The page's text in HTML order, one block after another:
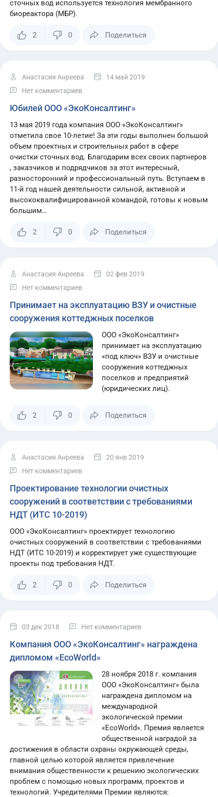
сточных вод используется технология мембранного
биореактора (МБР).
2 0 Поделиться
Анастасия Анреева
14 май 2019
Нет комментариев
Юбилей ООО «ЭкоКонсалтинг»
13 мая 2019 года компания ООО «ЭкоКонсалтинг»
отметила свое 10-летие! За эти годы выполнен большой
объем проектных и строительных работ в сфере
очистки сточных вод. Благодарим всех своих партнеров
, заказчиков и подрядчиков за этот интересный,
разносторонний и профессиональный путь. Вступаем в
11-й год нашей деятельности сильной, активной и
высококвалифицированной командой, готовы к новым
большим…
2 0 Поделиться
Анастасия Анреева
02 фев 2019
Нет комментариев
Принимает на эксплуатацию ВЗУ и очистные
сооружения коттеджных поселков
ООО «ЭкоКонсалтинг»
принимает на эксплуатацию
«под ключ» ВЗУ и очистные
сооружения коттеджных
поселков и предприятий
(юридических лиц).
2 0 Поделиться
Анастасия Анреева
20 янв 2019
Нет комментариев
Проектирование технологии очистных
сооружений в соответствии с требованиями
НДТ (ИТС 10-2019)
ООО «ЭкоКонсалтинг» проектирует технологию
очистных сооружений в соответствии с требованиями
НДТ (ИТС 10-2019) и корректирует уже существующие
проекты под требования НДТ.
2 0 Поделиться
03 дек 2018 Нет комментариев
Компания ООО «ЭкоКонсалтинг» награждена
дипломом «EcoWorld»
28 ноября 2018 г. компания
ООО «ЭкоКонсалтинг» была
награждена дипломом на
международной
экологической премии
«EcoWorld». Премия является
общественной наградой за
достижения в области охраны окружающей среды,
главной целью которой является привлечение
внимания общественности к решению экологических
проблем с помощью новых программ, проектов и
технологий. Учредителями Премии являются: